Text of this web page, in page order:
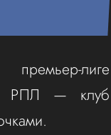
лиге
в РПЛ — клуб